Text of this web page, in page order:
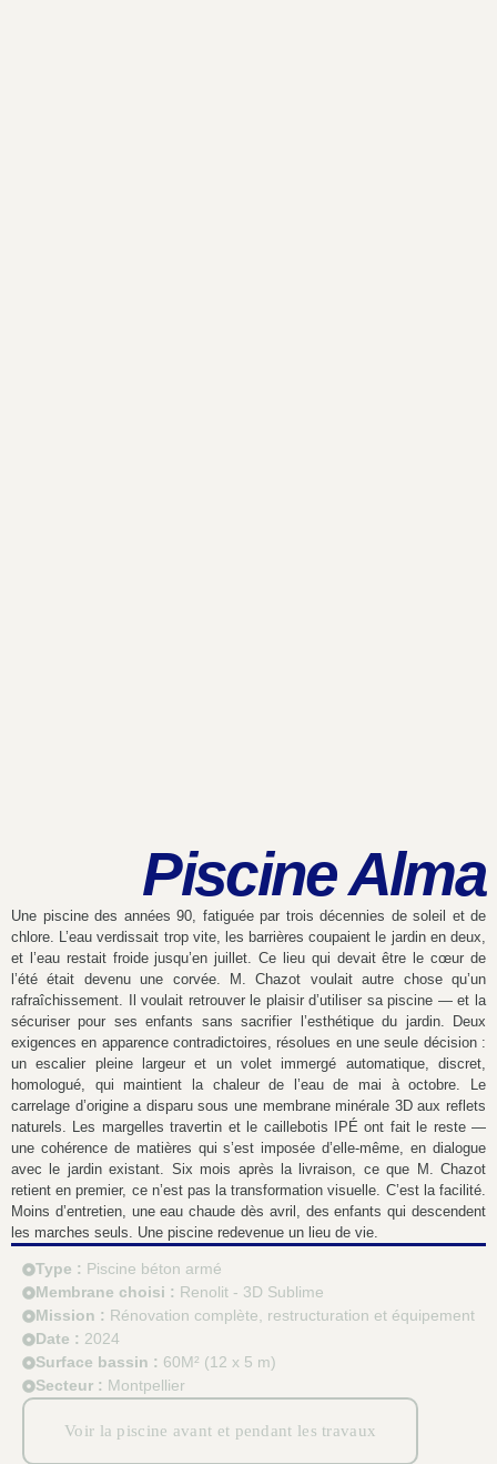
Piscine Alma
Une piscine des années 90, fatiguée par trois décennies de soleil et de
chlore. L’eau verdissait trop vite, les barrières coupaient le jardin en deux,
et l’eau restait froide jusqu’en juillet. Ce lieu qui devait être le cœur de
l’été était devenu une corvée. M. Chazot voulait autre chose qu’un
rafraîchissement. Il voulait retrouver le plaisir d’utiliser sa piscine — et la
sécuriser pour ses enfants sans sacrifier l’esthétique du jardin. Deux
exigences en apparence contradictoires, résolues en une seule décision :
un escalier pleine largeur et un volet immergé automatique, discret,
homologué, qui maintient la chaleur de l’eau de mai à octobre. Le
carrelage d’origine a disparu sous une membrane minérale 3D aux reflets
naturels. Les margelles travertin et le caillebotis IPÉ ont fait le reste —
une cohérence de matières qui s’est imposée d’elle-même, en dialogue
avec le jardin existant. Six mois après la livraison, ce que M. Chazot
retient en premier, ce n’est pas la transformation visuelle. C’est la facilité.
Moins d’entretien, une eau chaude dès avril, des enfants qui descendent
les marches seuls. Une piscine redevenue un lieu de vie.
Type : Piscine béton armé
Membrane choisi : Renolit - 3D Sublime
Mission : Rénovation complète, restructuration et équipement
Date : 2024
Surface bassin : 60M² (12 x 5 m)
Secteur : Montpellier
Voir la piscine avant et pendant les travaux